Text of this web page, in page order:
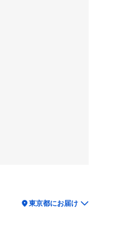
location_on東京都にお届け